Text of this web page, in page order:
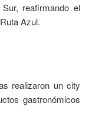
reafirmando el
Azul.
realizaron un city
gastronómicos